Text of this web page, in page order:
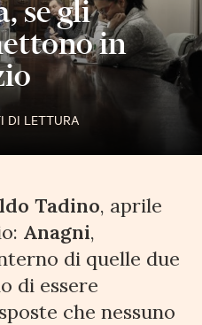
se gli
in
DI LETTURA
Tadino, aprile
Anagni,
di quelle due
di essere
che nessuno